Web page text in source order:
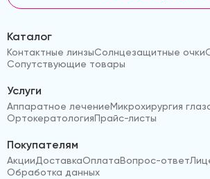
Каталог
Контактные линзыСолнцезащитные очки
Сопутствующие товары
Услуги
Аппаратное лечениеМикрохирургия
ОртокератологияПрайс-листы
Покупателям
АкцииДоставкаОплатаВопрос-ответ
Обработка данных